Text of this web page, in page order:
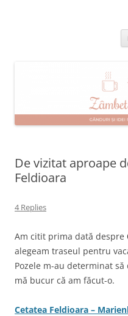
De vizitat aproape
Feldioara
4 Replies
Am citit prima dată despre
alegeam traseul pentru
Pozele m-au determinat
mă bucur că am făcut-o.
Cetatea Feldioara –